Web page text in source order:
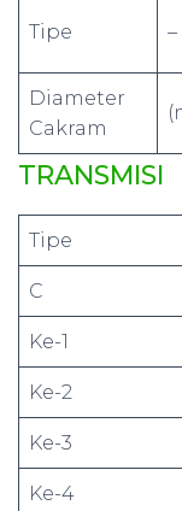
Tipe –
Diameter
Cakram
TRANSMISI
Tipe
C
Ke-1
Ke-2
Ke-3
Ke-4